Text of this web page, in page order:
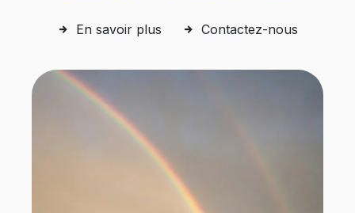
En savoir plus Contactez-nous